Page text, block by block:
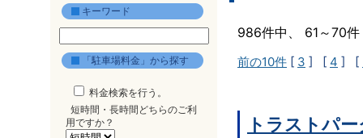
キーワード
「駐車場料金」から探す
料金検索を行う。
短時間・長時間どちらのご利
用ですか？
986件中、 61～70
前の10件 [ 3 ] [ 4 ] [
トラストパ